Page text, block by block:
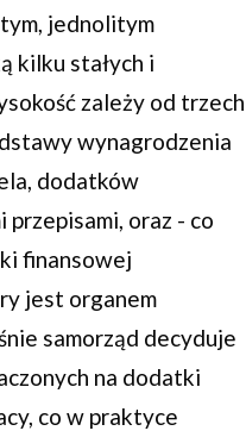
jednolitym
kilku stałych i
zależy od trzech
wynagrodzenia
dodatków
oraz - co
finansowej
jest organem
samorząd decyduje
na dodatki
co w praktyce